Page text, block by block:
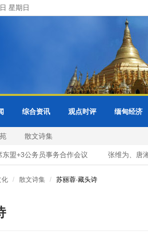
星期日
综合资讯 观点时评 缅甸经济
散文诗集
盟+3公务员事务合作会议 张维为、唐
化 散文诗集 苏丽蓉·藏头诗